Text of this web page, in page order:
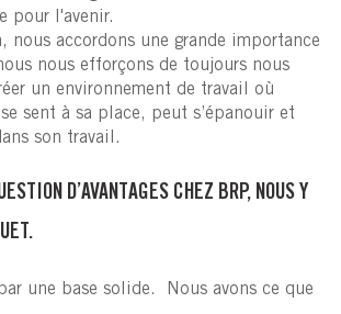
pour l'avenir.
nous accordons une grande importance
nous efforçons de toujours nous
un environnement de travail où
sent à sa place, peut s’épanouir et
son travail.
D’AVANTAGES CHEZ BRP, NOUS Y
une base solide. Nous avons ce que